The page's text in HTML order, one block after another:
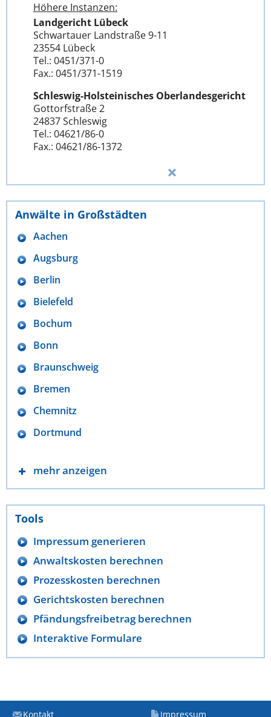
Höhere Instanzen:
Landgericht Lübeck
Schwartauer Landstraße 9-11
23554 Lübeck
Tel.: 0451/371-0
Fax.: 0451/371-1519
Schleswig-Holsteinisches Oberlandesgericht
Gottorfstraße 2
24837 Schleswig
Tel.: 04621/86-0
Fax.: 04621/86-1372
Anwälte in Großstädten
Aachen
Augsburg
Berlin
Bielefeld
Bochum
Bonn
Braunschweig
Bremen
Chemnitz
Dortmund
mehr anzeigen
Tools
Impressum generieren
Anwaltskosten berechnen
Prozesskosten berechnen
Gerichtskosten berechnen
Pfändungsfreibetrag berechnen
Interaktive Formulare
Kontakt Impressum